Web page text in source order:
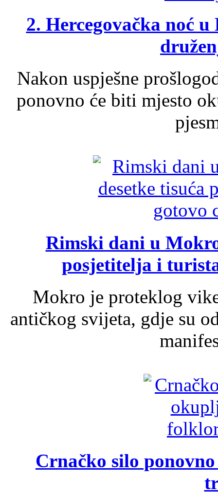
2. Hercegovačka noć
Nakon uspješne
ponovno će biti mjesto
Rimski dani u
posjetitelja i
Mokro je proteklog
antičkog svijeta, gdje su
Crnačko silo